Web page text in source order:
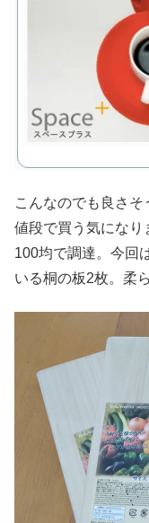
こんなのでも良さ
値段で買う気になり
100均で調達。今回
いる桐の板2枚。柔